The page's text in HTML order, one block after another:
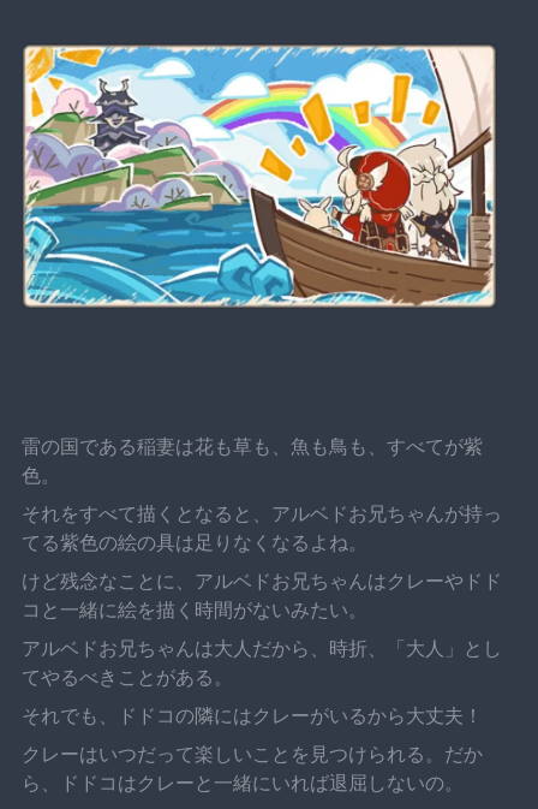
雷の国である稲妻は花も草も、魚も鳥も、すべてが紫
色。
それをすべて描くとなると、アルベドお兄ちゃんが持っ
てる紫色の絵の具は足りなくなるよね。
けど残念なことに、アルベドお兄ちゃんはクレーやドド
コと一緒に絵を描く時間がないみたい。
アルベドお兄ちゃんは大人だから、時折、「大人」とし
てやるべきことがある。
それでも、ドドコの隣にはクレーがいるから大丈夫！
クレーはいつだって楽しいことを見つけられる。だか
ら、ドドコはクレーと一緒にいれば退屈しないの。